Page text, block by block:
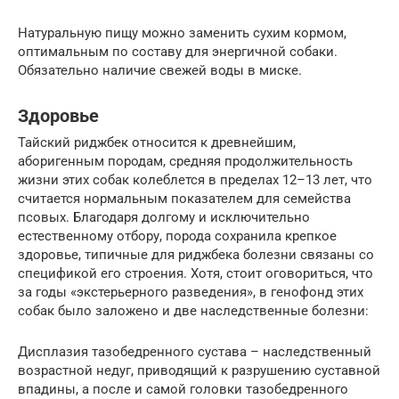
Натуральную пищу можно заменить сухим кормом,
оптимальным по составу для энергичной собаки.
Обязательно наличие свежей воды в миске.
Здоровье
Тайский риджбек относится к древнейшим,
аборигенным породам, средняя продолжительность
жизни этих собак колеблется в пределах 12–13 лет, что
считается нормальным показателем для семейства
псовых. Благодаря долгому и исключительно
естественному отбору, порода сохранила крепкое
здоровье, типичные для риджбека болезни связаны со
спецификой его строения. Хотя, стоит оговориться, что
за годы «экстерьерного разведения», в генофонд этих
собак было заложено и две наследственные болезни:
Дисплазия тазобедренного сустава – наследственный
возрастной недуг, приводящий к разрушению суставной
впадины, а после и самой головки тазобедренного